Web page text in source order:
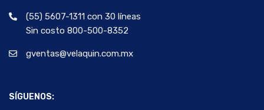
(55) 5607-1311 con 30 líneas
Sin costo 800-500-8352
gventas@velaquin.com.mx
SÍGUENOS: